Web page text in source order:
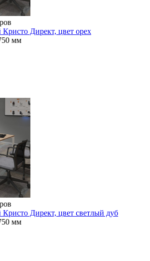
Директ, цвет орех
мм
Директ, цвет светлый дуб
мм